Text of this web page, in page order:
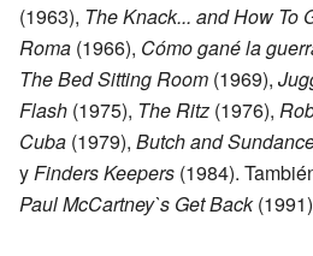
(1963), The Knack... and How To
Roma (1966), Cómo gané la
The Bed Sitting Room (1969),
Flash (1975), The Ritz (1976),
Cuba (1979), Butch and
yFinders Keepers (1984).
Paul McCartney`s Get Back